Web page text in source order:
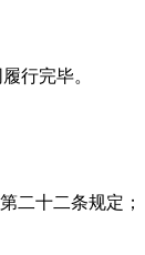
行完毕。
十二条规定；